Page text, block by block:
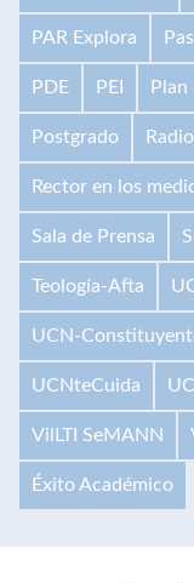
PAR Explora
PDE PEI
Postgrado
Rector en los
Sala de Prensa
Teología-Afta
UCN-
UCNteCuida
VilLTI SeMANN
Éxito Académico